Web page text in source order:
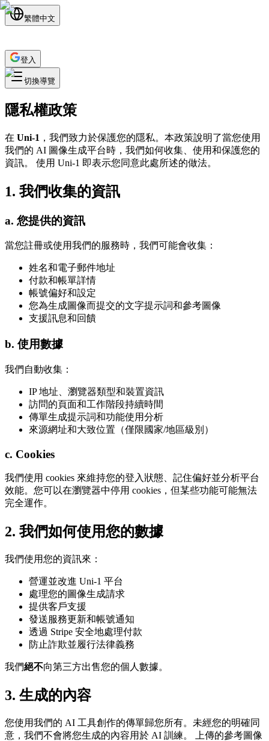
繁體中文
登入
切換導覽
隱私權政策
在 Uni-1 ，我們致力於保護您的隱私。本政策說明了當您使用
我們的 AI 圖像生成平台時，我們如何收集、使用和保護您的
資訊。 使用 Uni-1 即表示您同意此處所述的做法。
1. 我們收集的資訊
a. 您提供的資訊
當您註冊或使用我們的服務時，我們可能會收集：
姓名和電子郵件地址
付款和帳單詳情
帳號偏好和設定
您為生成圖像而提交的文字提示詞和參考圖像
支援訊息和回饋
b. 使用數據
我們自動收集：
IP 地址、瀏覽器類型和裝置資訊
訪問的頁面和工作階段持續時間
傳單生成提示詞和功能使用分析
來源網址和大致位置（僅限國家/地區級別）
c. Cookies
我們使用 cookies 來維持您的登入狀態、記住偏好並分析平台
效能。您可以在瀏覽器中停用 cookies，但某些功能可能無法
完全運作。
2. 我們如何使用您的數據
我們使用您的資訊來：
營運並改進 Uni-1 平台
處理您的圖像生成請求
提供客戶支援
發送服務更新和帳號通知
透過 Stripe 安全地處理付款
防止詐欺並履行法律義務
我們絕不向第三方出售您的個人數據。
3. 生成的內容
您使用我們的 AI 工具創作的傳單歸您所有。未經您的明確同
意，我們不會將您生成的內容用於 AI 訓練。 上傳的參考圖像